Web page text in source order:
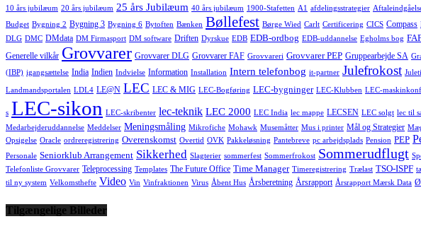
10 års jubilæum 20 års jubilæum 25 års Jubilæum 40 års jubilæum 1900-Stafetten A1 afdelingsstrategier
Budget Bygning 2 Bygning 3 Bygning 6 Bytoften Bænken Bøllefest Børge Wied Carlt Certificering CICS Compass
DLG DMC DMdata DM Firmasport DM software Driften Dyrskue EDB EDB-ordbog EDB-uddannelse Egholms bog
Generelle vilkår Grovvarer Grovvarer DLG Grovvarer FAF Grovvareri Grovvarer PEP Gruppearbejde SA
(IBP) igangsættelse India Indien Indvielse Information Installation Intern telefonbog it-partner Julefrokost
Landmandsportalen LDL4 LE@N LEC LEC & MIG LEC-Bogføring LEC-bygninger LEC-Klubben LEC-
s LEC-sikon LEC-skribenter lec-teknik LEC 2000 LEC India lec mappe LECSEN LEC solgt lec til
Medarbejderuddannelse Meddelser Meningsmåling Mikrofiche Mohawk Musemåtter Mus i printer Mål og Strategier
Opsigelse Oracle ordreregistrering Overenskomst Overtid OVK Pakkeløsning Pantebreve pc arbejdsplads Pension PEP
Personale Seniorklub Arrangement Sikkerhed Slagterier sommerfest Sommerfrokost Sommerudflugt
Telefonliste Grovvarer Teleprocessing Templates The Future Office Time Manager Timeregistrering Trælast TSO-ISPF
til ny system Velkomsthefte Video Vin Vinfraktionen Virus Åbent Hus Årsberetning Årsrapport Årsrapport Mærsk Data
Tilgængelige Billeder